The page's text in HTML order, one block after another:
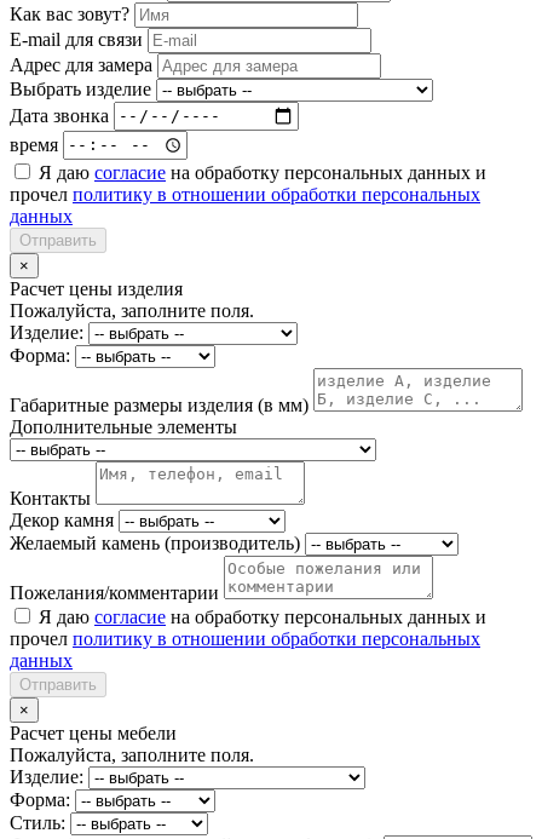
Как вас зовут?
E-mail для связи
Адрес для замера
Выбрать изделие
Дата звонка
время
Я даю согласие на обработку персональных данных и
прочел политику в отношении обработки персональных
данных
Отправить
×
Расчет цены изделия
Пожалуйста, заполните поля.
Изделие:
Форма:
Габаритные размеры изделия (в мм)
Дополнительные элементы
Контакты
Декор камня
Желаемый камень (производитель)
Пожелания/комментарии
Я даю согласие на обработку персональных данных и
прочел политику в отношении обработки персональных
данных
Отправить
×
Расчет цены мебели
Пожалуйста, заполните поля.
Изделие:
Форма:
Стиль: